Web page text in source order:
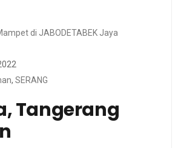
di JABODETABEK Jaya
, SERANG
Tangerang